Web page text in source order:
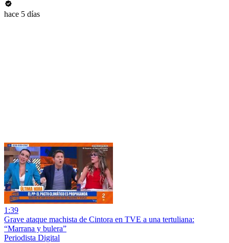
hace 5 días
1:39
Grave ataque machista de Cintora en TVE a una tertuliana:
“Marrana y bulera”
Periodista Digital